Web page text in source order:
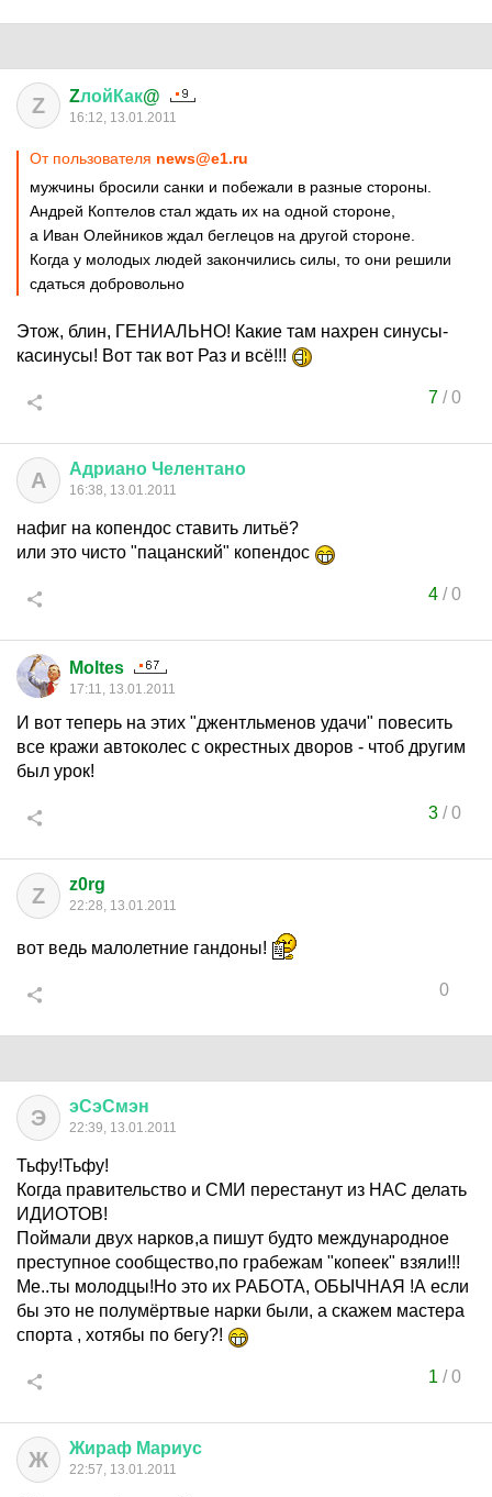
Z ZлойКак@
16:12, 13.01.2011
От пользователя news@e1.ru
мужчины бросили санки и побежали в разные стороны.
Андрей Коптелов стал ждать их на одной стороне,
а Иван Олейников ждал беглецов на другой стороне.
Когда у молодых людей закончились силы, то они решили
сдаться добровольно
Этож, блин, ГЕНИАЛЬНО! Какие там нахрен синусы-
касинусы! Вот так вот Раз и всё!!!
7/0
А Адриано Челентано
16:38, 13.01.2011
нафиг на копендос ставить литьё?
или это чисто "пацанский" копендос
4/0
Moltes
17:11, 13.01.2011
И вот теперь на этих "джентльменов удачи" повесить
все кражи автоколес с окрестных дворов - чтоб другим
был урок!
3/0
Z z0rg
22:28, 13.01.2011
вот ведь малолетние гандоны!
0
Э эСэСмэн
22:39, 13.01.2011
Тьфу!Тьфу!
Когда правительство и СМИ перестанут из НАС делать
ИДИОТОВ!
Поймали двух нарков,а пишут будто международное
преступное сообщество,по грабежам "копеек" взяли!!!
Ме..ты молодцы!Но это их РАБОТА, ОБЫЧНАЯ !А если
бы это не полумёртвые нарки были, а скажем мастера
спорта , хотябы по бегу?!
1 /0
Ж Жираф Мариус
22:57, 13.01.2011